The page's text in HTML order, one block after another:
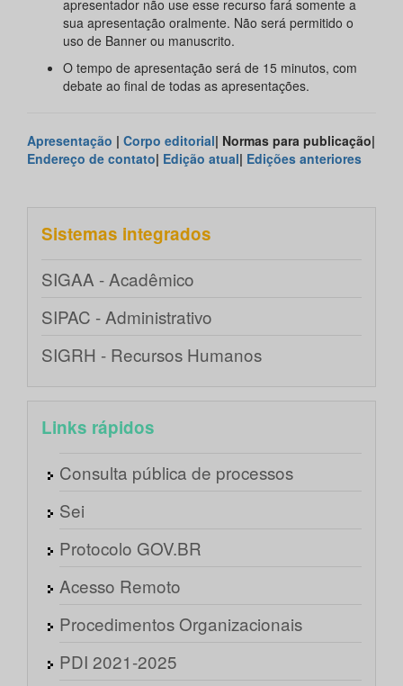
apresentador não use esse recurso fará somente a
sua apresentação oralmente. Não será permitido o
uso de Banner ou manuscrito.
O tempo de apresentação será de 15 minutos, com
debate ao final de todas as apresentações.
Apresentação | Corpo editorial| Normas para publicação|
Endereço de contato| Edição atual| Edições anteriores
Sistemas integrados
SIGAA - Acadêmico
SIPAC - Administrativo
SIGRH - Recursos Humanos
Links rápidos
Consulta pública de processos
Sei
Protocolo GOV.BR
Acesso Remoto
Procedimentos Organizacionais
PDI 2021-2025